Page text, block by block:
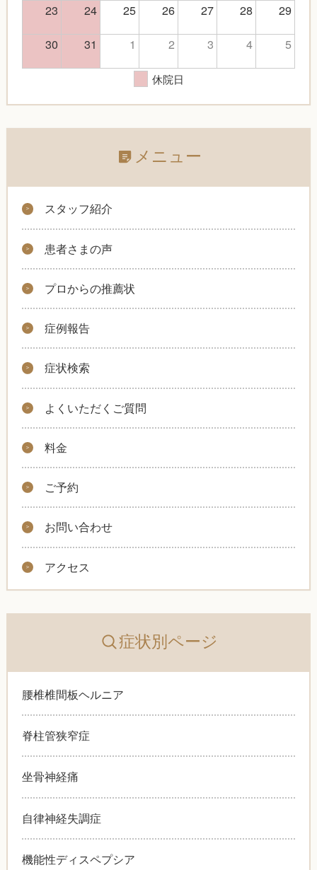
23
24 25 26 27 28
29
30
31 1 2 3 4 5
休院日
メニュー
スタッフ紹介
患者さまの声
プロからの推薦状
症例報告
症状検索
よくいただくご質問
料金
ご予約
お問い合わせ
アクセス
症状別ページ
腰椎椎間板ヘルニア
脊柱管狭窄症
坐骨神経痛
自律神経失調症
機能性ディスペプシア